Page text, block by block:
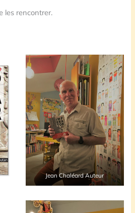
les rencontrer.
Jean Chaléard Auteur